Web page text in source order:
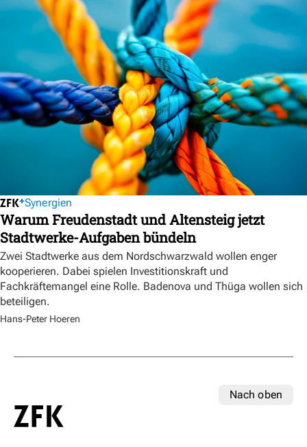
Synergien
Warum Freudenstadt und Altensteig jetzt
Stadtwerke-Aufgaben bündeln
Zwei Stadtwerke aus dem Nordschwarzwald wollen enger
kooperieren. Dabei spielen Investitionskraft und
Fachkräftemangel eine Rolle. Badenova und Thüga wollen sich
beteiligen.
Hans-Peter Hoeren
Nach oben